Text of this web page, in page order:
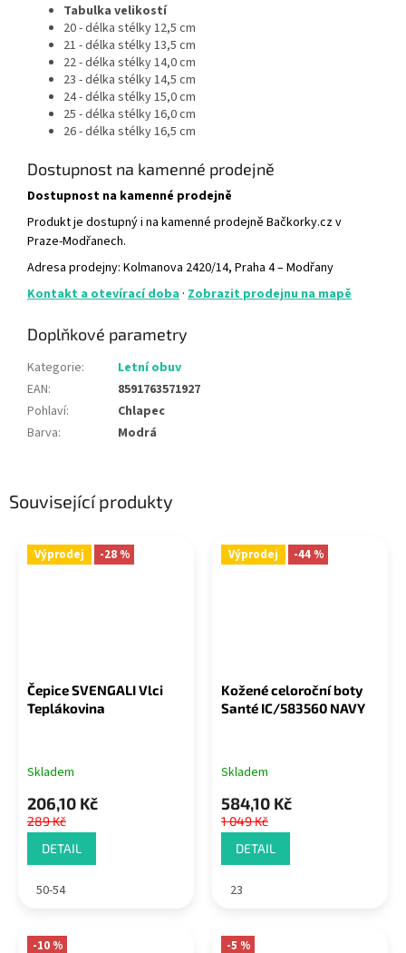
Související produkty
Výprodej -28 %
Čepice SVENGALI Vlci
Teplákovina
Skladem
206,10 Kč
289 Kč
DETAIL
50-54
Výprodej -44 %
Kožené celoroční boty
Santé IC/583560 NAVY
Skladem
584,10 Kč
1 049 Kč
DETAIL
23
-10 % -5 %
Tabulka velikostí
20 - délka stélky 12,5 cm
21 - délka stélky 13,5 cm
22 - délka stélky 14,0 cm
23 - délka stélky 14,5 cm
24 - délka stélky 15,0 cm
25 - délka stélky 16,0 cm
26 - délka stélky 16,5 cm
Dostupnost na kamenné prodejně
Dostupnost na kamenné prodejně
Produkt je dostupný i na kamenné prodejně Bačkorky.cz v
Praze-Modřanech.
Adresa prodejny: Kolmanova 2420/14, Praha 4 – Modřany
Kontakt a otevírací doba · Zobrazit prodejnu na mapě
Doplňkové parametry
Kategorie:
Letní obuv
EAN:
8591763571927
Pohlaví:
Chlapec
Barva: Modrá